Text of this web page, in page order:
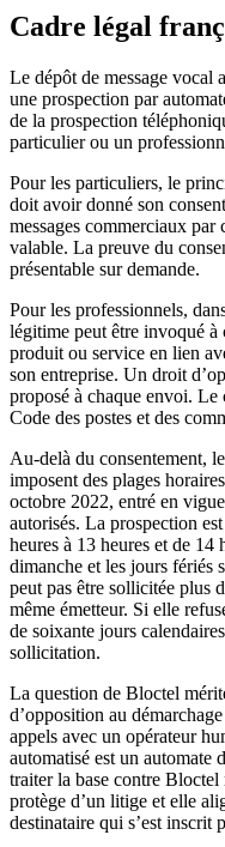
Cadre légal
Le dépôt de message vocal
une prospection par
de la prospection
particulier ou un
Pour les particuliers, le
doit avoir donné son
messages commerciaux par
valable. La preuve du
présentable sur demande.
Pour les professionnels,
légitime peut être invoqué à
produit ou service en lien
son entreprise. Un droit
proposé à chaque envoi. Le
Code des postes et des
Au-delà du consentement,
imposent des plages
octobre 2022, entré en
autorisés. La prospection
heures à 13 heures et de 14
dimanche et les jours fériés
peut pas être sollicitée plus
même émetteur. Si elle
de soixante jours
sollicitation.
La question de Bloctel
d’opposition au
appels avec un opérateur
automatisé est un automate
traiter la base contre
protège d’un litige et elle
destinataire qui s’est inscrit